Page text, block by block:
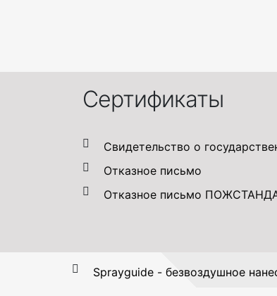
Сертификаты
Свидетельство о
Отказное письмо
Отказное письмо
Sprayguide - безвоздушное